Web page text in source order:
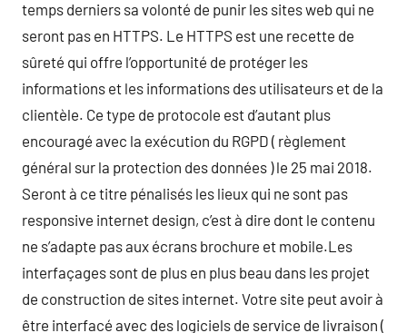
temps derniers sa volonté de punir les sites web qui ne
seront pas en HTTPS. Le HTTPS est une recette de
sûreté qui offre l’opportunité de protéger les
informations et les informations des utilisateurs et de la
clientèle. Ce type de protocole est d’autant plus
encouragé avec la exécution du RGPD ( règlement
général sur la protection des données ) le 25 mai 2018.
Seront à ce titre pénalisés les lieux qui ne sont pas
responsive internet design, c’est à dire dont le contenu
ne s’adapte pas aux écrans brochure et mobile.Les
interfaçages sont de plus en plus beau dans les projet
de construction de sites internet. Votre site peut avoir à
être interfacé avec des logiciels de service de livraison (